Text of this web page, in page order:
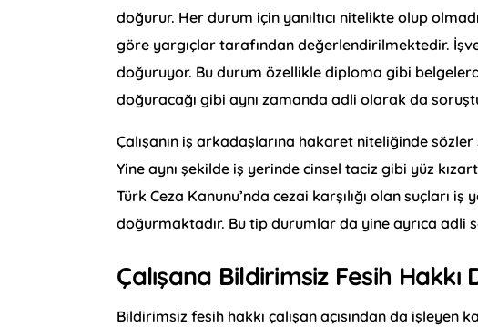
doğurur. Her durum için yanıltıcı nitelikte olup
göre yargıçlar tarafından değerlendirilmektedir.
doğuruyor. Bu durum özellikle diploma gibi
doğuracağı gibi aynı zamanda adli olarak da
Çalışanın iş arkadaşlarına hakaret niteliğinde
Yine aynı şekilde iş yerinde cinsel taciz gibi yüz
Türk Ceza Kanunu’nda cezai karşılığı olan suçları
doğurmaktadır. Bu tip durumlar da yine ayrıca adli
Çalışana Bildirimsiz Fesih
Bildirimsiz fesih hakkı çalışan açısından da işleyen